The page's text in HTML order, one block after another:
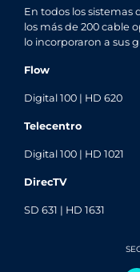
En todos los sistemas
los más de 200 cable
lo incorporaron a sus
Flow
Digital 100 | HD 620
Telecentro
Digital 100 | HD 1021
DirecTV
SD 631 | HD 1631